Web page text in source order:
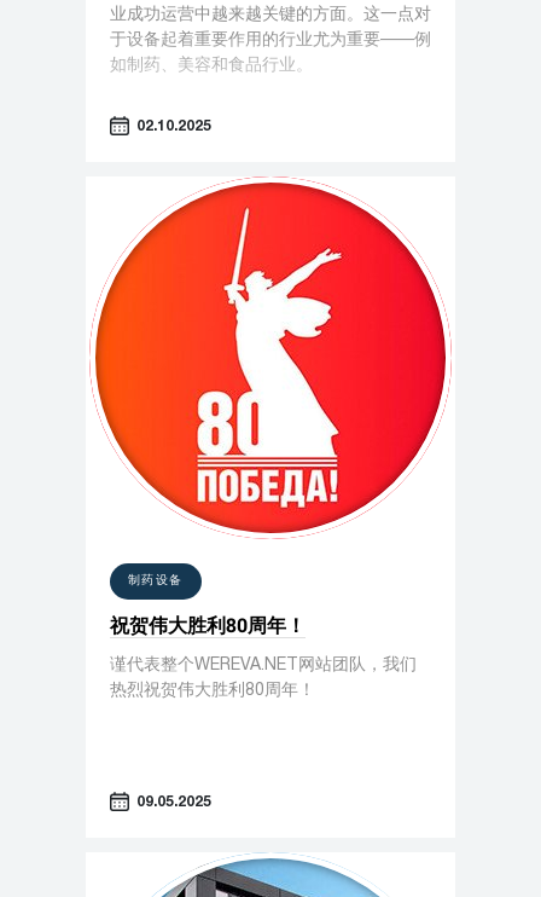
业成功运营中越来越关键的方面。这一点对
于设备起着重要作用的行业尤为重要——例
如制药、美容和食品行业。
02.10.2025
制药设备
祝贺伟大胜利80周年！
谨代表整个WEREVA.NET网站团队，我们
热烈祝贺伟大胜利80周年！
09.05.2025